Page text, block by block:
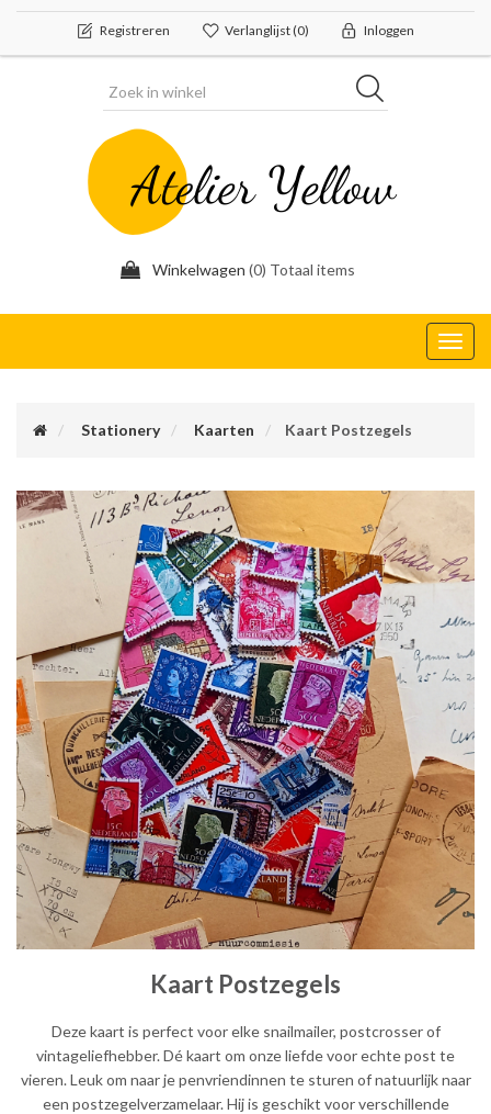
Registreren Verlanglijst(0) Inloggen
Winkelwagen (0) Totaal items
Stationery Kaarten Kaart Postzegels
Kaart Postzegels
Deze kaart is perfect voor elke snailmailer, postcrosser of
vintageliefhebber. Dé kaart om onze liefde voor echte post te
vieren. Leuk om naar je penvriendinnen te sturen of natuurlijk naar
een postzegelverzamelaar. Hij is geschikt voor verschillende